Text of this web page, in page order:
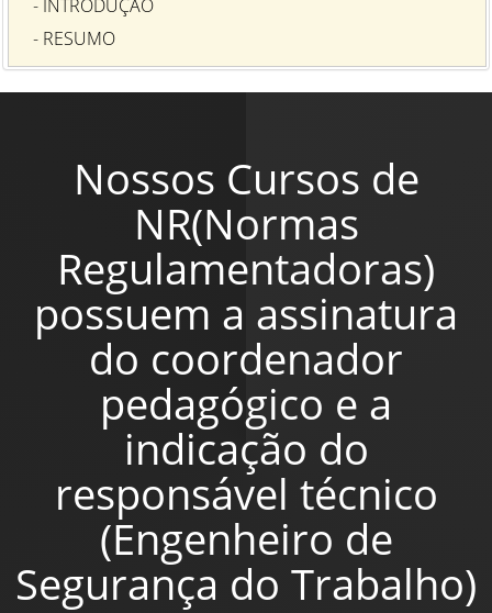
- INTRODUÇÃO
- RESUMO
Nossos Cursos de
NR(Normas
Regulamentadoras)
possuem a assinatura
do coordenador
pedagógico e a
indicação do
responsável técnico
(Engenheiro de
Segurança do Trabalho)